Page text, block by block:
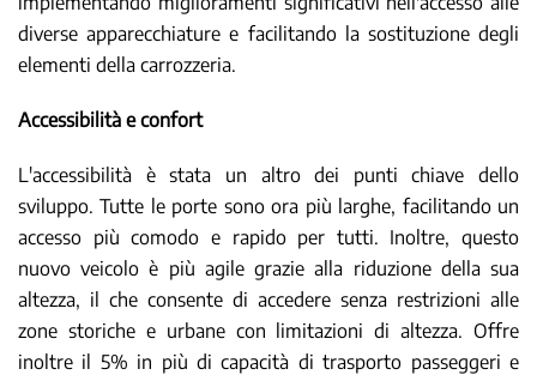
diverse apparecchiature e facilitando la sostituzione degli
elementi della carrozzeria.
Accessibilità e confort
L'accessibilità è stata un altro dei punti chiave dello
sviluppo. Tutte le porte sono ora più larghe, facilitando un
accesso più comodo e rapido per tutti. Inoltre, questo
nuovo veicolo è più agile grazie alla riduzione della sua
altezza, il che consente di accedere senza restrizioni alle
zone storiche e urbane con limitazioni di altezza. Offre
inoltre il 5% in più di capacità di trasporto passeggeri e